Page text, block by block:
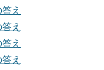
え
え
え
え